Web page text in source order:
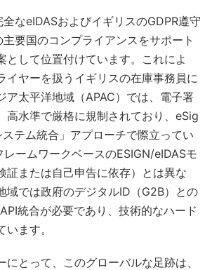
なeIDASおよびイギリスのGDPR遵守
要国のコンプライアンスをサポート
として位置付けています。これによ
イヤーを扱うイギリスの在庫事務員に
ア太平洋地域（APAC）では、電子署
高水準で厳格に規制されており、eSig
テム統合」アプローチで際立ってい
ームワークベースのESIGN/eIDASモ
証または自己申告に依存）とは異な
域では政府のデジタルID（G2B）との
統合が必要であり、技術的なハード
ます。
にとって、このグローバルな足跡は、